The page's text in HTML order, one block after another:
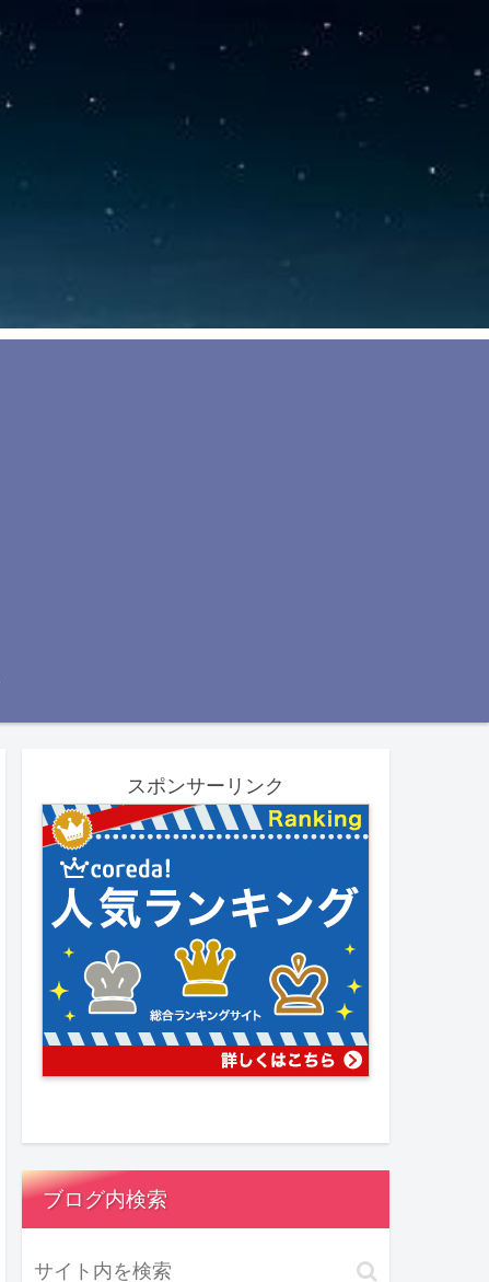
スポンサーリンク
ブログ内検索